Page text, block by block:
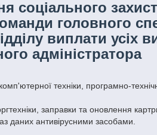
соціального
головного
виплати усіх
адміністратора
техніки, програмно-
заправки та оновлення
даних антивірусними засобами.